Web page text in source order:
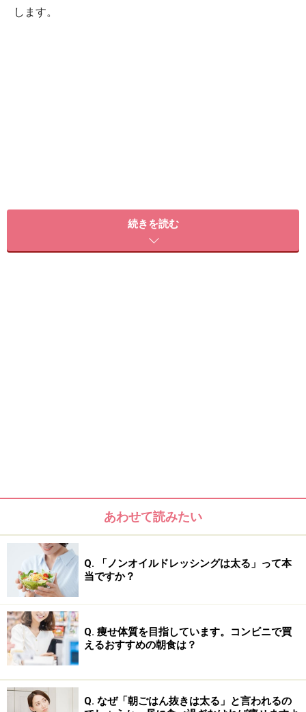
します。
選び方としては、主食を選んでから主菜と副菜を選ぶ
続きを読む
あわせて読みたい
Q. 「ノンオイルドレッシングは太る」って本
当ですか？
Q. 痩せ体質を目指しています。コンビニで買
えるおすすめの朝食は？
Q. なぜ「朝ごはん抜きは太る」と言われるの